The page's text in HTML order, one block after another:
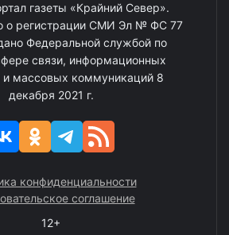
газеты «Крайний Север».
о регистрации СМИ Эл № ФС 77
Федеральной службой по
связи, информационных
и массовых коммуникаций 8
декабря 2021 г.
конфиденциальности
соглашение
12+